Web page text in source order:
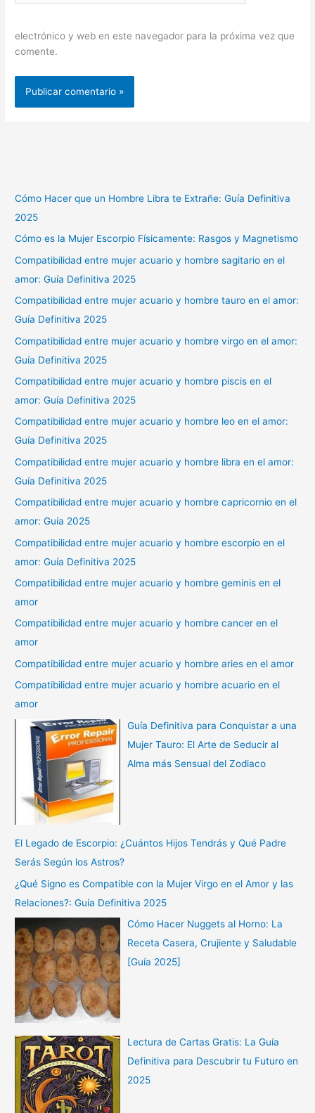
electrónico y web en este navegador para la próxima vez que
comente.
Cómo Hacer que un Hombre Libra te Extrañe: Guía Definitiva
2025
Cómo es la Mujer Escorpio Físicamente: Rasgos y Magnetismo
Compatibilidad entre mujer acuario y hombre sagitario en el
amor: Guía Definitiva 2025
Compatibilidad entre mujer acuario y hombre tauro en el amor:
Guía Definitiva 2025
Compatibilidad entre mujer acuario y hombre virgo en el amor:
Guía Definitiva 2025
Compatibilidad entre mujer acuario y hombre piscis en el
amor: Guía Definitiva 2025
Compatibilidad entre mujer acuario y hombre leo en el amor:
Guía Definitiva 2025
Compatibilidad entre mujer acuario y hombre libra en el amor:
Guía Definitiva 2025
Compatibilidad entre mujer acuario y hombre capricornio en el
amor: Guía 2025
Compatibilidad entre mujer acuario y hombre escorpio en el
amor: Guía Definitiva 2025
Compatibilidad entre mujer acuario y hombre geminis en el
amor
Compatibilidad entre mujer acuario y hombre cancer en el
amor
Compatibilidad entre mujer acuario y hombre aries en el amor
Compatibilidad entre mujer acuario y hombre acuario en el
amor
Guía Definitiva para Conquistar a una
Mujer Tauro: El Arte de Seducir al
Alma más Sensual del Zodiaco
El Legado de Escorpio: ¿Cuántos Hijos Tendrás y Qué Padre
Serás Según los Astros?
¿Qué Signo es Compatible con la Mujer Virgo en el Amor y las
Relaciones?: Guía Definitiva 2025
Cómo Hacer Nuggets al Horno: La
Receta Casera, Crujiente y Saludable
[Guía 2025]
Lectura de Cartas Gratis: La Guía
Definitiva para Descubrir tu Futuro en
2025